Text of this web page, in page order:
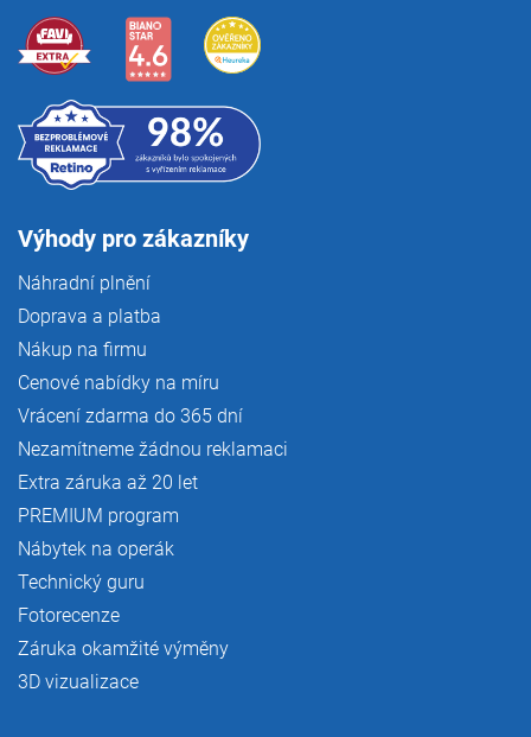
Výhody pro zákazníky
Náhradní plnění
Doprava a platba
Nákup na firmu
Cenové nabídky na míru
Vrácení zdarma do 365 dní
Nezamítneme žádnou reklamaci
Extra záruka až 20 let
PREMIUM program
Nábytek na operák
Technický guru
Fotorecenze
Záruka okamžité výměny
3D vizualizace